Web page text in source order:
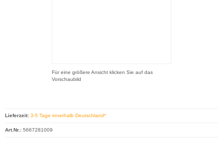
Für eine größere Ansicht klicken Sie auf das
Vorschaubild
Lieferzeit: 3-5 Tage innerhalb Deutschland*
Art.Nr.: 5667281009